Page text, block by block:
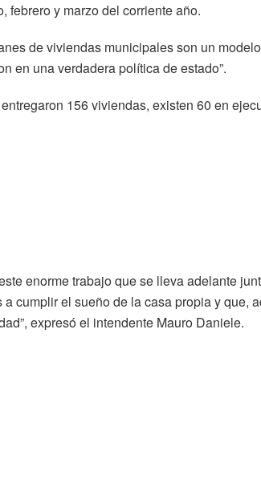
febrero y marzo del corriente año.
de viviendas municipales son un
en una verdadera política de estado”.
156 viviendas, existen 60 en
enorme trabajo que se lleva adelante
cumplir el sueño de la casa propia y que,
expresó el intendente Mauro Daniele.